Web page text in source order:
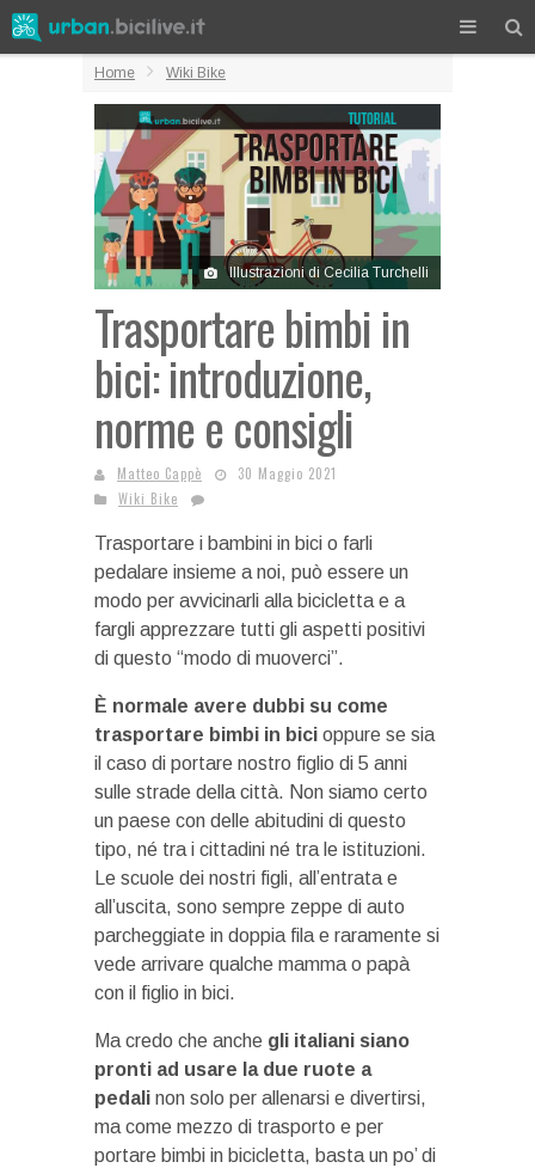
Home Wiki Bike
Illustrazioni di Cecilia Turchelli
Trasportare bimbi in
bici: introduzione,
norme e consigli
Matteo Cappè
30 Maggio 2021
Wiki Bike
Trasportare i bambini in bici o farli
pedalare insieme a noi, può essere un
modo per avvicinarli alla bicicletta e a
fargli apprezzare tutti gli aspetti positivi
di questo “modo di muoverci”.
È normale avere dubbi su come
trasportare bimbi in bici oppure se sia
il caso di portare nostro figlio di 5 anni
sulle strade della città. Non siamo certo
un paese con delle abitudini di questo
tipo, né tra i cittadini né tra le istituzioni.
Le scuole dei nostri figli, all’entrata e
all’uscita, sono sempre zeppe di auto
parcheggiate in doppia fila e raramente si
vede arrivare qualche mamma o papà
con il figlio in bici.
Ma credo che anche gli italiani siano
pronti ad usare la due ruote a
pedali non solo per allenarsi e divertirsi,
ma come mezzo di trasporto e per
portare bimbi in bicicletta, basta un po’ di